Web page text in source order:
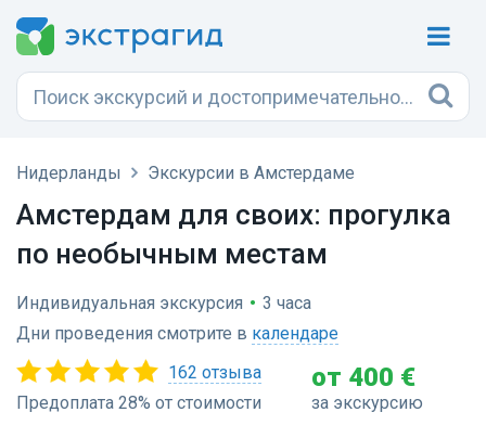
Нидерланды Экскурсии в Амстердаме
Амстердам для своих: прогулка
по необычным местам
Индивидуальная экскурсия • 3 часа
Дни проведения смотрите в календаре
162 отзыва
Предоплата 28% от стоимости
от 400 €
за экскурсию